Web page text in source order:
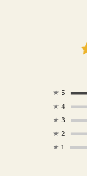
★ 5
★ 4
★ 3
★ 2
★ 1